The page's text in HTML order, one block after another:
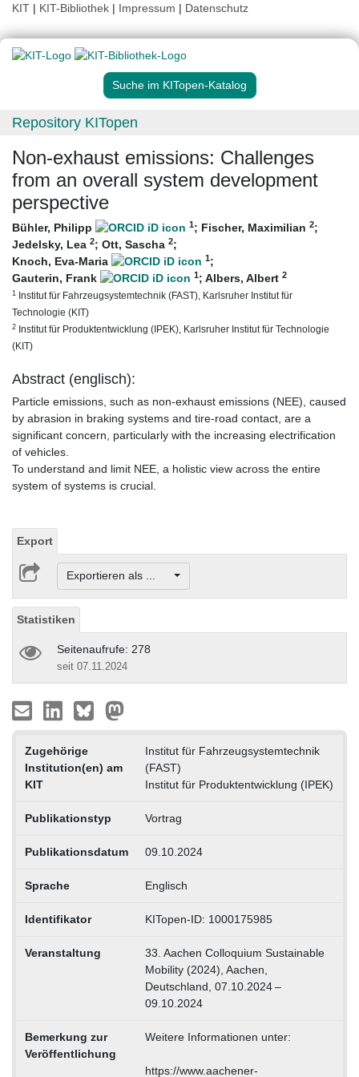
KIT | KIT-Bibliothek | Impressum | Datenschutz
Suche im KITopen-Katalog
Repository KITopen
Non-exhaust emissions: Challenges
from an overall system development
perspective
Bühler, Philipp 1; Fischer, Maximilian 2;
Jedelsky, Lea 2; Ott, Sascha 2;
Knoch, Eva-Maria
1;
Gauterin, Frank
1; Albers, Albert 2
1 Institut für Fahrzeugsystemtechnik (FAST), Karlsruher Institut für
Technologie (KIT)
2 Institut für Produktentwicklung (IPEK), Karlsruher Institut für Technologie
(KIT)
Abstract (englisch):
Particle emissions, such as non-exhaust emissions (NEE), caused
by abrasion in braking systems and tire-road contact, are a
significant concern, particularly with the increasing electrification
of vehicles.
To understand and limit NEE, a holistic view across the entire
system of systems is crucial.
Export
Exportieren als ...
Statistiken
Seitenaufrufe: 278
seit 07.11.2024
Zugehörige
Institution(en) am
KIT
Institut für Fahrzeugsystemtechnik
(FAST)
Institut für Produktentwicklung (IPEK)
Publikationstyp Vortrag
Publikationsdatum 09.10.2024
Sprache Englisch
Identifikator KITopen-ID: 1000175985
Veranstaltung
33. Aachen Colloquium Sustainable
Mobility (2024), Aachen,
Deutschland, 07.10.2024 –
09.10.2024
Bemerkung zur
Veröffentlichung
Weitere Informationen unter:
https://www.aachener-